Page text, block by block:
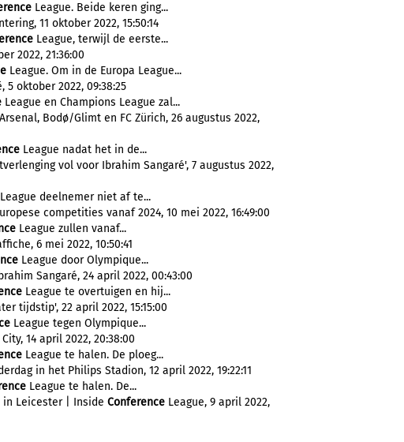
League. Beide keren ging...
11 oktober 2022, 15:50:14
League, terwijl de eerste...
2022, 21:36:00
League. Om in de Europa League...
oktober 2022, 09:38:25
League en Champions League zal...
Bodø/Glimt en FC Zürich, 26 augustus 2022,
League nadat het in de...
vol voor Ibrahim Sangaré', 7 augustus 2022,
League deelnemer niet af te...
competities vanaf 2024, 10 mei 2022, 16:49:00
League zullen vanaf...
6 mei 2022, 10:50:41
League door Olympique...
Sangaré, 24 april 2022, 00:43:00
League te overtuigen en hij...
tijdstip', 22 april 2022, 15:15:00
League tegen Olympique...
14 april 2022, 20:38:00
League te halen. De ploeg...
in het Philips Stadion, 12 april 2022, 19:22:11
League te halen. De...
in Leicester | Inside Conference League, 9 april 2022,